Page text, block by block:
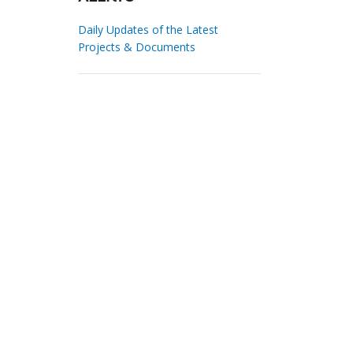
Daily Updates of the Latest
Projects & Documents